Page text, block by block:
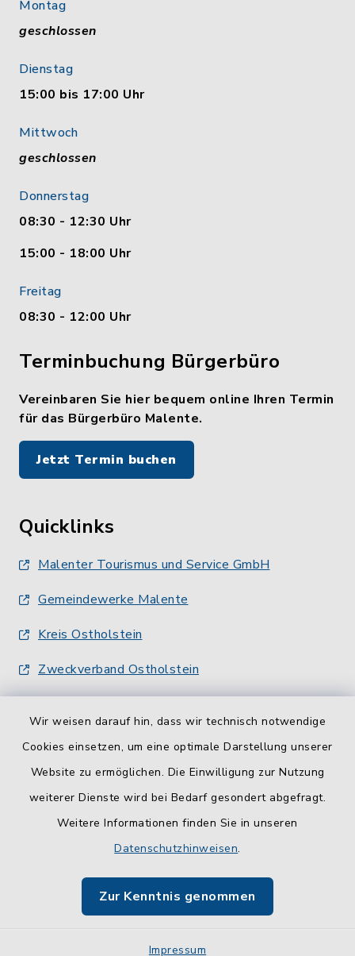
Wir weisen darauf hin, dass wir technisch notwendige
Cookies einsetzen, um eine optimale Darstellung unserer
Website zu ermöglichen. Die Einwilligung zur Nutzung
weiterer Dienste wird bei Bedarf gesondert abgefragt.
Weitere Informationen finden Sie in unseren
Datenschutzhinweisen.
Zur Kenntnis genommen
Impressum
Montag
geschlossen
Dienstag
15:00 bis 17:00 Uhr
Mittwoch
geschlossen
Donnerstag
08:30 - 12:30 Uhr
15:00 - 18:00 Uhr
Freitag
08:30 - 12:00 Uhr
Terminbuchung Bürgerbüro
Vereinbaren Sie hier bequem online Ihren Termin
für das Bürgerbüro Malente.
Jetzt Termin buchen
Quicklinks
Malenter Tourismus und Service GmbH
Gemeindewerke Malente
Kreis Ostholstein
Zweckverband Ostholstein
Barrierefreiheit
Impressum
Sitemap